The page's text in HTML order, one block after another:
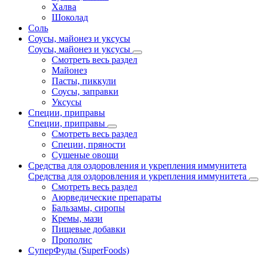
Халва
Шоколад
Соль
Соусы, майонез и уксусы
Соусы, майонез и уксусы
Смотреть весь раздел
Майонез
Пасты, пиккули
Соусы, заправки
Уксусы
Специи, приправы
Специи, приправы
Смотреть весь раздел
Специи, пряности
Сушеные овощи
Средства для оздоровления и укрепления иммунитета
Средства для оздоровления и укрепления иммунитета
Смотреть весь раздел
Аюрведические препараты
Бальзамы, сиропы
Кремы, мази
Пищевые добавки
Прополис
СуперФуды (SuperFoods)